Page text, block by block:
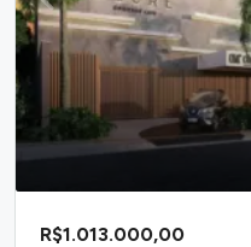
R$1.013.000,00